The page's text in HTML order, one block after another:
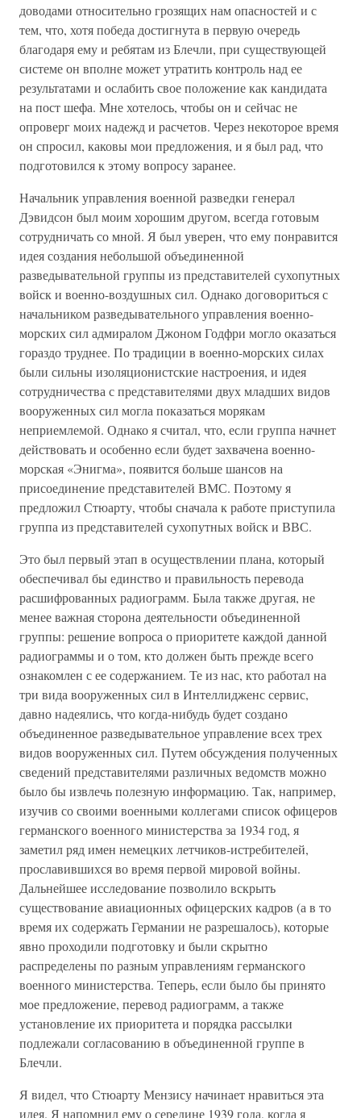
доводами относительно грозящих нам опасностей и с
тем, что, хотя победа достигнута в первую очередь
благодаря ему и ребятам из Блечли, при существующей
системе он вполне может утратить контроль над ее
результатами и ослабить свое положение как кандидата
на пост шефа. Мне хотелось, чтобы он и сейчас не
опроверг моих надежд и расчетов. Через некоторое время
он спросил, каковы мои предложения, и я был рад, что
подготовился к этому вопросу заранее.
Начальник управления военной разведки генерал
Дэвидсон был моим хорошим другом, всегда готовым
сотрудничать со мной. Я был уверен, что ему понравится
идея создания небольшой объединенной
разведывательной группы из представителей сухопутных
войск и военно-воздушных сил. Однако договориться с
начальником разведывательного управления военно-
морских сил адмиралом Джоном Годфри могло оказаться
гораздо труднее. По традиции в военно-морских силах
были сильны изоляционистские настроения, и идея
сотрудничества с представителями двух младших видов
вооруженных сил могла показаться морякам
неприемлемой. Однако я считал, что, если группа начнет
действовать и особенно если будет захвачена военно-
морская «Энигма», появится больше шансов на
присоединение представителей ВМС. Поэтому я
предложил Стюарту, чтобы сначала к работе приступила
группа из представителей сухопутных войск и ВВС.
Это был первый этап в осуществлении плана, который
обеспечивал бы единство и правильность перевода
расшифрованных радиограмм. Была также другая, не
менее важная сторона деятельности объединенной
группы: решение вопроса о приоритете каждой данной
радиограммы и о том, кто должен быть прежде всего
ознакомлен с ее содержанием. Те из нас, кто работал на
три вида вооруженных сил в Интеллидженс сервис,
давно надеялись, что когда-нибудь будет создано
объединенное разведывательное управление всех трех
видов вооруженных сил. Путем обсуждения полученных
сведений представителями различных ведомств можно
было бы извлечь полезную информацию. Так, например,
изучив со своими военными коллегами список офицеров
германского военного министерства за 1934 год, я
заметил ряд имен немецких летчиков-истребителей,
прославившихся во время первой мировой войны.
Дальнейшее исследование позволило вскрыть
существование авиационных офицерских кадров (а в то
время их содержать Германии не разрешалось), которые
явно проходили подготовку и были скрытно
распределены по разным управлениям германского
военного министерства. Теперь, если было бы принято
мое предложение, перевод радиограмм, а также
установление их приоритета и порядка рассылки
подлежали согласованию в объединенной группе в
Блечли.
Я видел, что Стюарту Мензису начинает нравиться эта
идея. Я напомнил ему о середине 1939 года, когда я